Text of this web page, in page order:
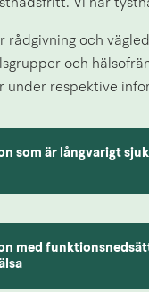
Vi har
rådgivning och
och
under respektive
som är långvarigt sjuk
med